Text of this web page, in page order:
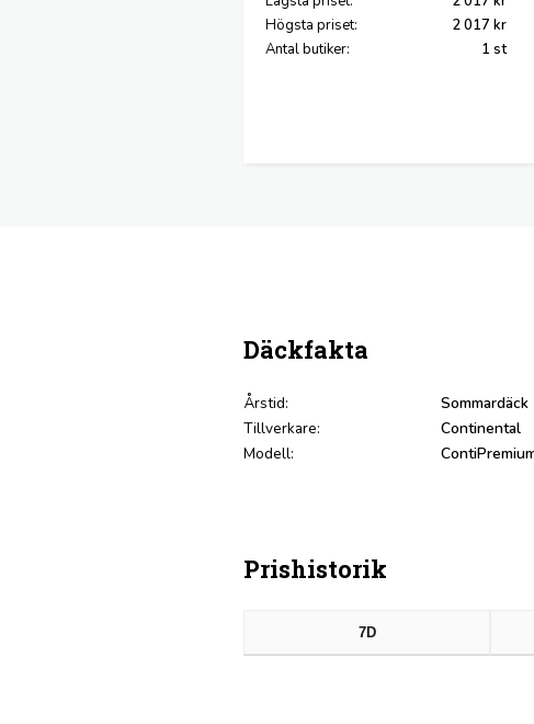
Högsta priset:
2 017 kr
Antal butiker:
1 st
Däckfakta
Årstid:
Sommardäck
Tillverkare:
Continental
Modell:
Prishistorik
7D